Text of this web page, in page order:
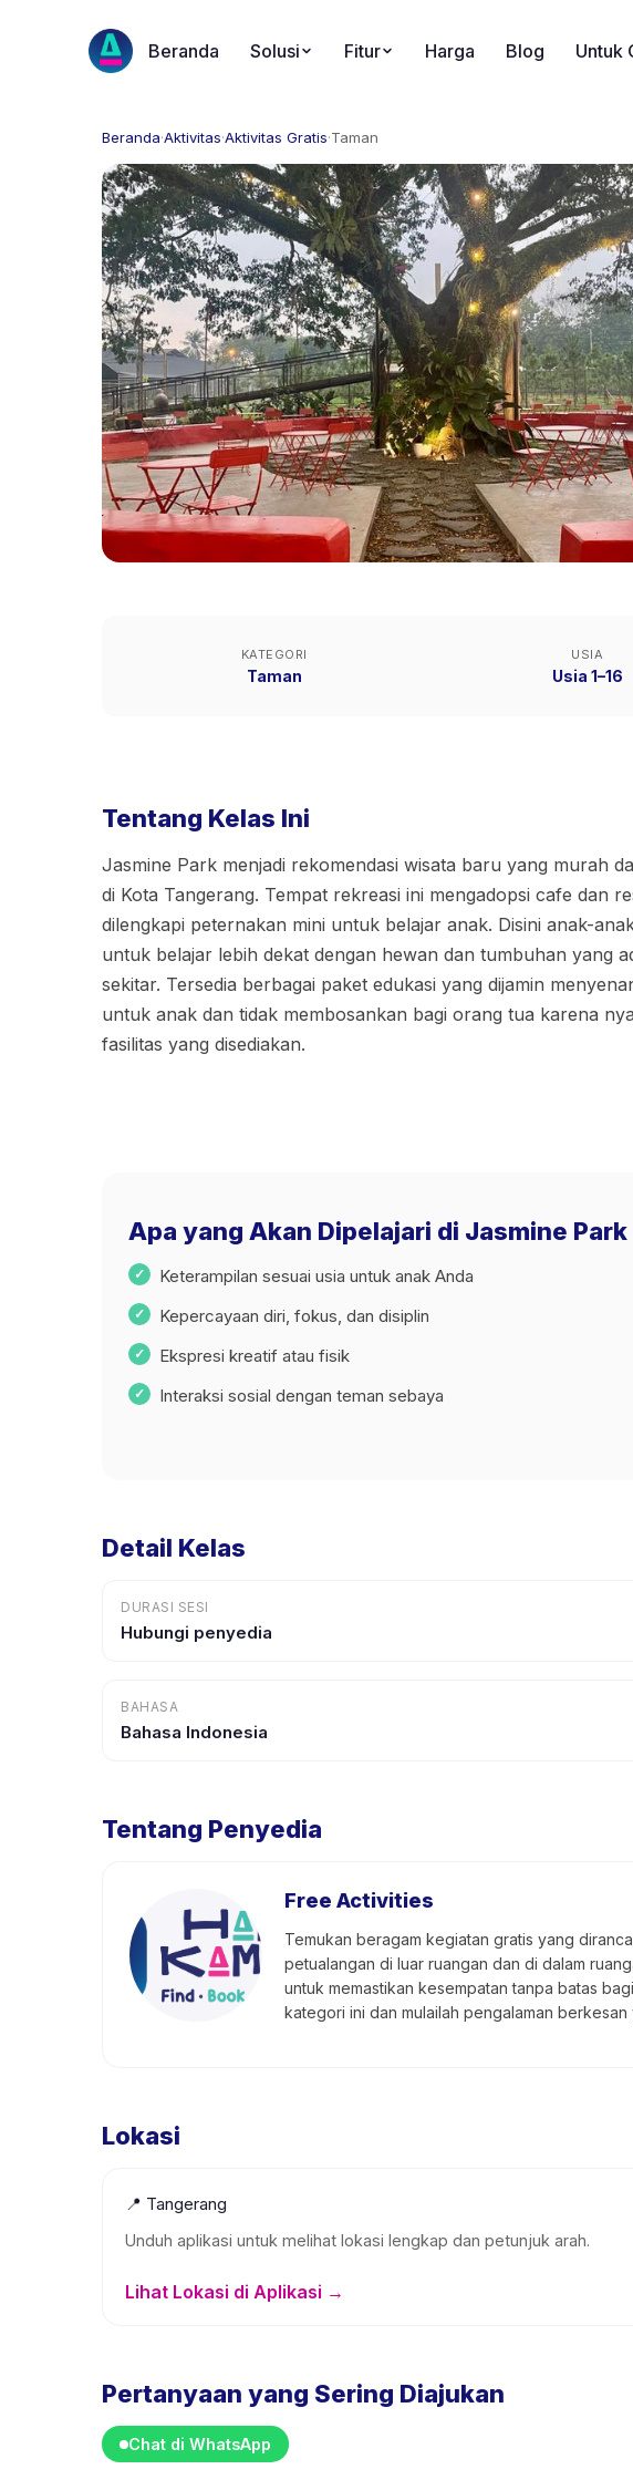
Beranda Solusi Fitur Harga Blog Untuk
Beranda·Aktivitas·Aktivitas Gratis·Taman
KATEGORI
Taman
USIA
Usia 1–16
Tentang Kelas Ini
Jasmine Park menjadi rekomendasi wisata baru yang murah
di Kota Tangerang. Tempat rekreasi ini mengadopsi cafe dan
dilengkapi peternakan mini untuk belajar anak. Disini anak-
untuk belajar lebih dekat dengan hewan dan tumbuhan yang
sekitar. Tersedia berbagai paket edukasi yang dijamin
untuk anak dan tidak membosankan bagi orang tua karena
fasilitas yang disediakan.
Apa yang Akan Dipelajari di Jasmine Park
Keterampilan sesuai usia untuk anak Anda
Kepercayaan diri, fokus, dan disiplin
Ekspresi kreatif atau fisik
Interaksi sosial dengan teman sebaya
Detail Kelas
DURASI SESI
Hubungi penyedia
BAHASA
Bahasa Indonesia
Tentang Penyedia
Free Activities
Temukan beragam kegiatan gratis yang
petualangan di luar ruangan dan di dalam
untuk memastikan kesempatan tanpa batas
kategori ini dan mulailah pengalaman
Lokasi
📍 Tangerang
Unduh aplikasi untuk melihat lokasi lengkap dan petunjuk arah.
Lihat Lokasi di Aplikasi →
Pertanyaan yang Sering Diajukan
Chat di WhatsApp